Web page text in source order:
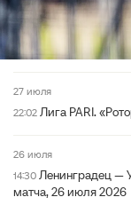
27 июля
22:02 Лига PARI.
26 июля
14:30 Ленинградец —
матча, 26 июля 2026